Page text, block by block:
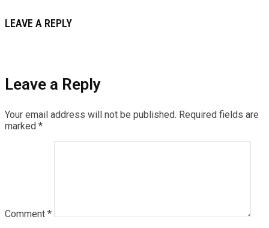
LEAVE A REPLY
Leave a Reply
Your email address will not be published. Required fields are
marked *
Comment *